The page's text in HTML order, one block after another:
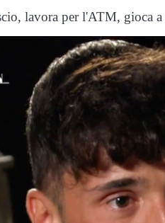
lavora per l'ATM, gioca